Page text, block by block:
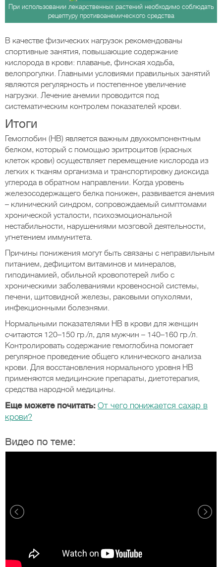
При использовании лекарственных растений необходимо соблюдать
рецептуру противоанемического средства
В качестве физических нагрузок рекомендованы
спортивные занятия, повышающие содержание
кислорода в крови: плаванье, финская ходьба,
велопрогулки. Главными условиями правильных занятий
являются регулярность и постепенное увеличение
нагрузки. Лечение анемии проводится под
систематическим контролем показателей крови.
Итоги
Гемоглобин (НВ) является важным двухкомпонентным
белком, который с помощью эритроцитов (красных
клеток крови) осуществляет перемещение кислорода из
легких к тканям организма и транспортировку диоксида
углерода в обратном направлении. Когда уровень
железосодержащего белка понижен, развивается анемия
– клинический синдром, сопровождаемый симптомами
хронической усталости, психоэмоциональной
нестабильности, нарушениями мозговой деятельности,
угнетением иммунитета.
Причины понижения могут быть связаны с неправильным
питанием, дефицитом витаминов и минералов,
гиподинамией, обильной кровопотерей либо с
хроническими заболеваниями кровеносной системы,
печени, щитовидной железы, раковыми опухолями,
инфекционными болезнями.
Нормальными показателями НВ в крови для женщин
считаются 120–150 гр./л, для мужчин – 140–160 гр./л.
Контролировать содержание гемоглобина помогает
регулярное проведение общего клинического анализа
крови. Для восстановления нормального уровня НВ
применяются медицинские препараты, диетотерапия,
средства народной медицины.
Еще можете почитать: От чего понижается сахар в
крови?
Видео по теме: